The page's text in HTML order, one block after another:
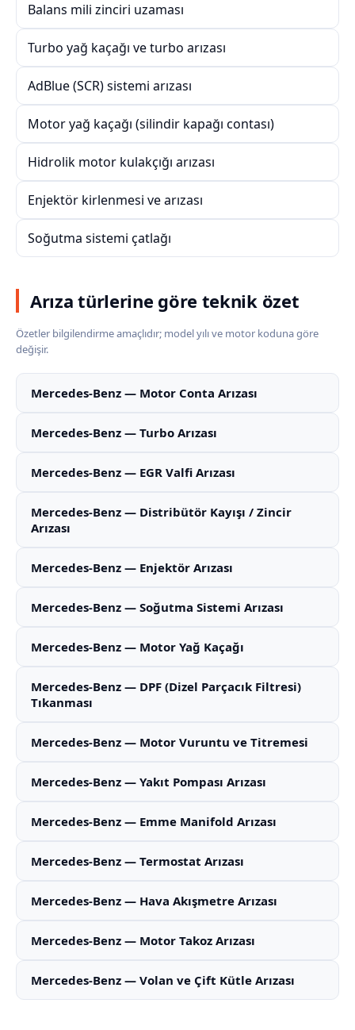
Balans mili zinciri uzaması
Turbo yağ kaçağı ve turbo arızası
AdBlue (SCR) sistemi arızası
Motor yağ kaçağı (silindir kapağı contası)
Hidrolik motor kulakçığı arızası
Enjektör kirlenmesi ve arızası
Soğutma sistemi çatlağı
Arıza türlerine göre teknik özet
Özetler bilgilendirme amaçlıdır; model yılı ve motor koduna göre
değişir.
Mercedes-Benz — Motor Conta Arızası
Mercedes-Benz — Turbo Arızası
Mercedes-Benz — EGR Valfi Arızası
Mercedes-Benz — Distribütör Kayışı / Zincir
Arızası
Mercedes-Benz — Enjektör Arızası
Mercedes-Benz — Soğutma Sistemi Arızası
Mercedes-Benz — Motor Yağ Kaçağı
Mercedes-Benz — DPF (Dizel Parçacık Filtresi)
Tıkanması
Mercedes-Benz — Motor Vuruntu ve Titremesi
Mercedes-Benz — Yakıt Pompası Arızası
Mercedes-Benz — Emme Manifold Arızası
Mercedes-Benz — Termostat Arızası
Mercedes-Benz — Hava Akışmetre Arızası
Mercedes-Benz — Motor Takoz Arızası
Mercedes-Benz — Volan ve Çift Kütle Arızası